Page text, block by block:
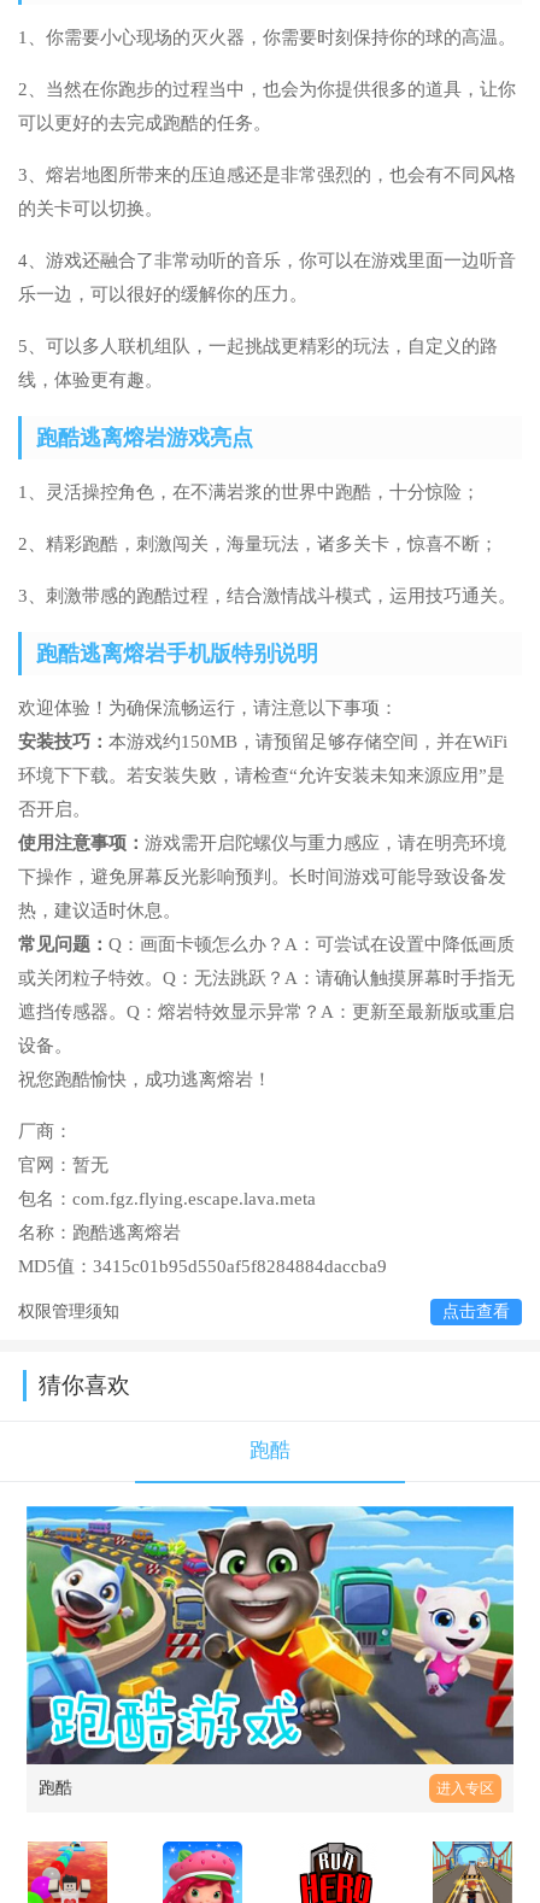
1、你需要小心现场的灭火器，你需要时刻保持你的球的高温。
2、当然在你跑步的过程当中，也会为你提供很多的道具，让你
可以更好的去完成跑酷的任务。
3、熔岩地图所带来的压迫感还是非常强烈的，也会有不同风格
的关卡可以切换。
4、游戏还融合了非常动听的音乐，你可以在游戏里面一边听音
乐一边，可以很好的缓解你的压力。
5、可以多人联机组队，一起挑战更精彩的玩法，自定义的路
线，体验更有趣。
跑酷逃离熔岩游戏亮点
1、灵活操控角色，在不满岩浆的世界中跑酷，十分惊险；
2、精彩跑酷，刺激闯关，海量玩法，诸多关卡，惊喜不断；
3、刺激带感的跑酷过程，结合激情战斗模式，运用技巧通关。
跑酷逃离熔岩手机版特别说明
欢迎体验！为确保流畅运行，请注意以下事项：
安装技巧： 本游戏约150MB，请预留足够存储空间，并在WiFi
环境下下载。若安装失败，请检查“允许安装未知来源应用”是
否开启。
使用注意事项： 游戏需开启陀螺仪与重力感应，请在明亮环境
下操作，避免屏幕反光影响预判。长时间游戏可能导致设备发
热，建议适时休息。
常见问题： Q：画面卡顿怎么办？A：可尝试在设置中降低画质
或关闭粒子特效。Q：无法跳跃？A：请确认触摸屏幕时手指无
遮挡传感器。Q：熔岩特效显示异常？A：更新至最新版或重启
设备。
祝您跑酷愉快，成功逃离熔岩！
厂商：
官网： 暂无
包名： com.fgz.flying.escape.lava.meta
名称： 跑酷逃离熔岩
MD5值： 3415c01b95d550af5f8284884daccba9
权限管理须知 点击查看
猜你喜欢
跑酷
跑酷 进入专区